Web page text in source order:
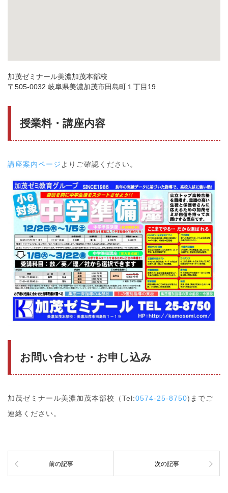
加茂ゼミナール美濃加茂本部校
〒505-0032 岐阜県美濃加茂市田島町１丁目19
授業料・講座内容
講座案内ページ よりご確認ください。
お問い合わせ・お申し込み
加茂ゼミナール美濃加茂本部校（Tel:0574-25-8750)までご
連絡ください。
前の記事 次の記事